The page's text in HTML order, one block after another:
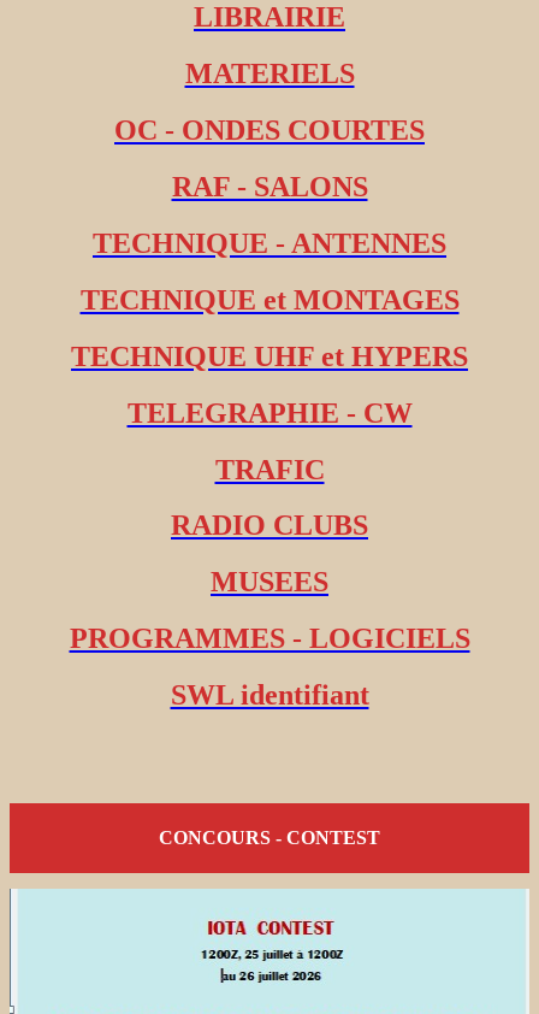
LIBRAIRIE
MATERIELS
OC - ONDES COURTES
RAF - SALONS
TECHNIQUE - ANTENNES
TECHNIQUE et MONTAGES
TECHNIQUE UHF et HYPERS
TELEGRAPHIE - CW
TRAFIC
RADIO CLUBS
MUSEES
PROGRAMMES - LOGICIELS
SWL identifiant
CONCOURS - CONTEST